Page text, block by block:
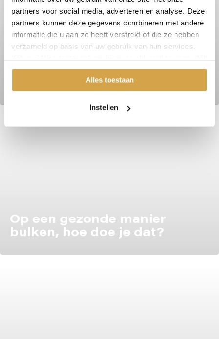
partners voor social media, adverteren en analyse. Deze
partners kunnen deze gegevens combineren met andere
informatie die u aan ze heeft verstrekt of die ze hebben
verzameld op basis van uw gebruik van hun services.
u liever geen cookies, klik dan op "instellen". Op onze
kunt u meer lezen over onze cookies.
Alles toestaan
Instellen
Niet aankomen tijdens je
vakantie? Volg mijn 7 tips!
Op een gezonde manier
bulken, hoe doe je dat?